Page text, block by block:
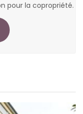
pour la copropriété.